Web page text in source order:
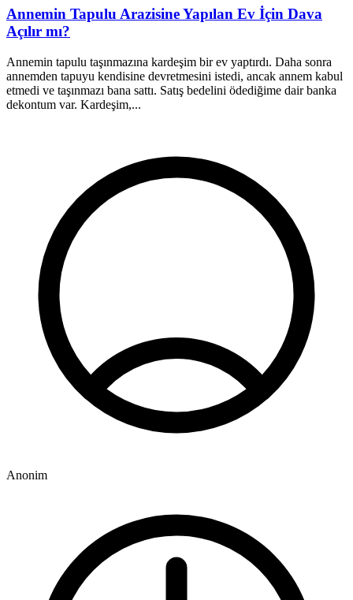
Annemin Tapulu Arazisine Yapılan Ev İçin Dava
Açılır mı?
Annemin tapulu taşınmazına kardeşim bir ev yaptırdı. Daha sonra
annemden tapuyu kendisine devretmesini istedi, ancak annem kabul
etmedi ve taşınmazı bana sattı. Satış bedelini ödediğime dair banka
dekontum var. Kardeşim,...
Anonim